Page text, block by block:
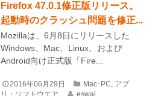
Firefox 47.0.1修正版リリース。
起動時のクラッシュ問題を修正...
Mozillaは、6月8日にリリースした
Windows、Mac、Linux、および
Android向け正式版「Fire...
2016年06月29日 Mac･PC, アプ
リ・ソフトウエア
eswai